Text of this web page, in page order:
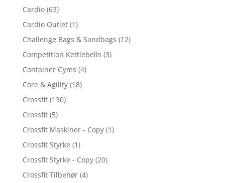
Cardio (63)
Cardio Outlet (1)
Challenge Bags & Sandbags (12)
Competition Kettlebells (3)
Container Gyms (4)
Core & Agility (18)
Crossfit (130)
Crossfit (5)
Crossfit Maskiner - Copy (1)
Crossfit Styrke (1)
Crossfit Styrke - Copy (20)
Crossfit Tilbehør (4)